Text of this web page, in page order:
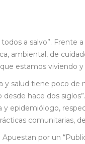
a salvo”. Frente
ambiental, de
estamos viviendo
y salud tiene poco
hace dos
y epidemiólogo,
comunitarias,
Apuestan por un